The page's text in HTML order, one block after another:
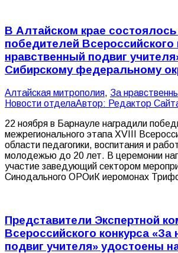
В Алтайском крае
победителей Всероссийского
нравственный подвиг
Сибирскому федеральному
Алтайская митрополия, За
Новости отделаАвтор: Редактор
22 ноября в Барнауле наградили
межрегионального этапа XVIII
области педагогики, воспитания и
молодежью до 20 лет. В церемонии
участие заведующий сектором
Синодального ОРОиК иеромонах
Представители Экспертной
Всероссийского конкурса «За
подвиг учителя» удостоены